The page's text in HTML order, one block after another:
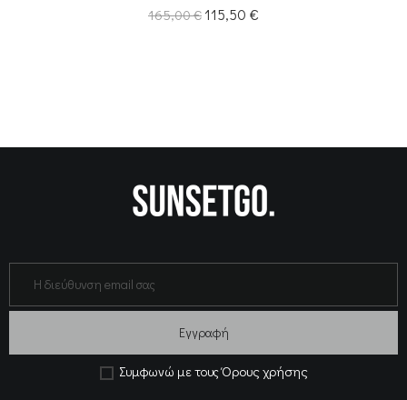
Κανονική
165,00 €Τιμή
115,50 €
Εγγραφή
Συμφωνώ με τουςΌρους χρήσης